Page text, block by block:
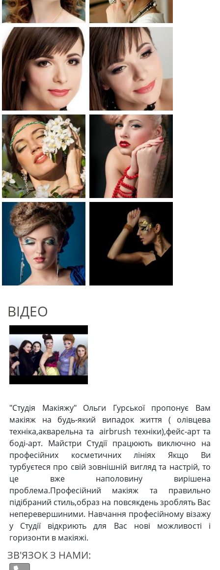
ВІДЕО
"Студія Макіяжу" Ольги Гурської пропонує Вам
макіяж на будь-який випадок життя ( олівцева
техніка,акварельна та airbrush техніки),фейс-арт та
боді-арт. Майстри Студії працюють виключно на
професійних косметичних лініях Якщо Ви
турбуєтеся про свій зовнішній вигляд та настрій, то
це вже наполовину вирішена
проблема.Професійний макіяж та правильно
підібраний стиль,образ на повсякдень зроблять Вас
неперевершиними. Навчання професійному візажу
у Студії відкриють для Вас нові можливості і
горизонти в макіяжі.
ЗВ'ЯЗОК З НАМИ: